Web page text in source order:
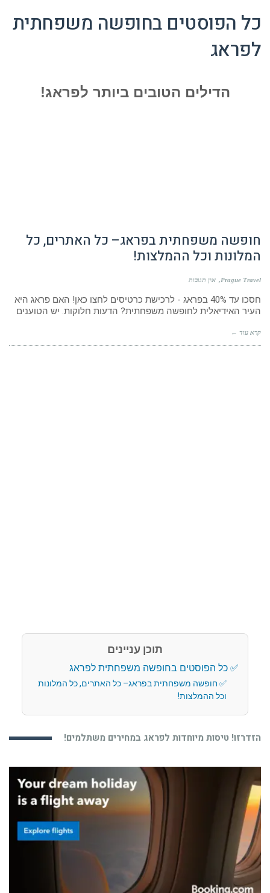
כל הפוסטים בחופשה משפחתית
לפראג
הדילים הטובים ביותר לפראג!
חופשה משפחתית בפראג– כל האתרים, כל
המלונות וכל ההמלצות!
Prague Travel אין תגובות
חסכו עד 40% בפראג - לרכישת כרטיסים לחצו כאן! האם פראג היא
העיר האידיאלית לחופשה משפחתית? הדעות חלוקות. יש הטוענים
קרא עוד ←
תוכן עניינים
כל הפוסטים בחופשה משפחתית לפראג
חופשה משפחתית בפראג– כל האתרים, כל המלונות
וכל ההמלצות!
הזדרזו! טיסות מיוחדות לפראג במחירים משתלמים!